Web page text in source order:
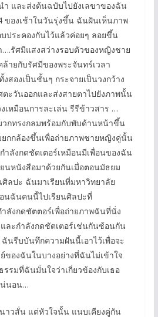
และส่งต้นฉบับไปยังเลขาของฉัน
ของเช้าในวันรุ่งขึ้น ฉันฝันเห็นภาพ
ประคองกันไว้แล้วค่อยๆ ลอยขึ้น
รัศมีแสงสว่างรอบตัวของหญิงชาย
ายกับรัศมีของพระจันทร์เวลา
สองเป็นชั้นๆ กระจายเป็นวงกว้าง
ะวันออกและส่งสายตาไปยังภาพนั้น
เหมือนการละเล่น รีรีข้าวสาร …
กทรงกลมพร้อมกับพับด้านหน้าขึ้น
ยกกล้องขึ้นเพื่อถ่ายภาพชายหญิงคู่นั้น
ลังกดชัดเตอร์เหมือนมีเพื่อนของฉัน
นหนังสือมาด้วยกันเมื่อตอนมัธยม
ศิลปะ ฉันมาเรียนที่มหาวิทยาลัย
นฉันคนนี้ไปเรียนศิลปะที่
ลังกดชัตตอร์เพื่อถ่ายภาพฉันที่นั่ง
ละกำลังกดชัตเตอร์เช่นกันซ้อนกัน
นรีบบันทึกความฝันนี้เอาไว้เพื่อจะ
ของฉันในบางอย่างที่ฉันไม่เข้าใจ
รมที่ฉันมั่นใจว่าเกี่ยวข้องกับเธอ
น่นอน…
าวสั่น แต่หัวใจนั้น แนบเคียงคู่กัน